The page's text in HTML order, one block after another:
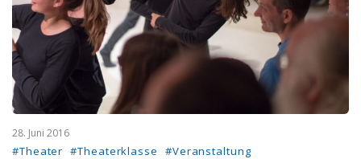
28. Juni 2016
#Theater #Theaterklasse #Veranstaltung